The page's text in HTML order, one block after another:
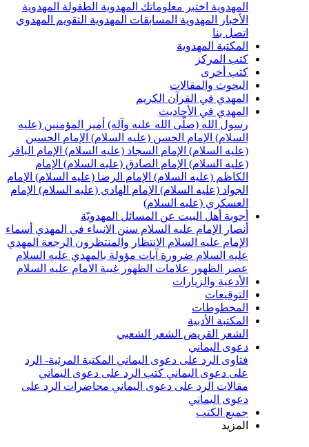
اختبر معلوماتك المهدويةالطفولة المهدوية
المهدويةالمسابقات المهدويةالتقويم المهدوي
المهدوية
والمقالات
في القرآن الكريم
في الأحاديث
الله (صلّى الله عليه وآله) أمير المؤمنين (عليه
الإمام الحسن (عليه السلام) الإمام الحسين
الإمام السجاد (عليه السلام) الإمام الباقر
الإمام الصادق (عليه السلام) الإمام
(عليه السلام) الإمام الرضا (عليه السلام) الإمام
(عليه السلام) الإمام الهادي (عليه السلام) الإمام
(عليه السلام)
أهل البيت عن المسائل المهدويّة
الإمام عليه السلامسنن الانبياء في المهديأسماء
عليه السلامالانتظار والمنتظرونالرجعةالمهدي
السلام ضرورة آيات مؤولة بالمهدي عليه السلام
علامات الظهورغيبة الامام عليه السلام
والزيارات
الأدبية
الشعر الشعبي
اليماني
الرد على دعوى اليماني المكتبة المرئية- الرد
دعوى اليماني كتب الرد على دعوى اليماني
الرد على دعوى اليماني محاضرات الرد على